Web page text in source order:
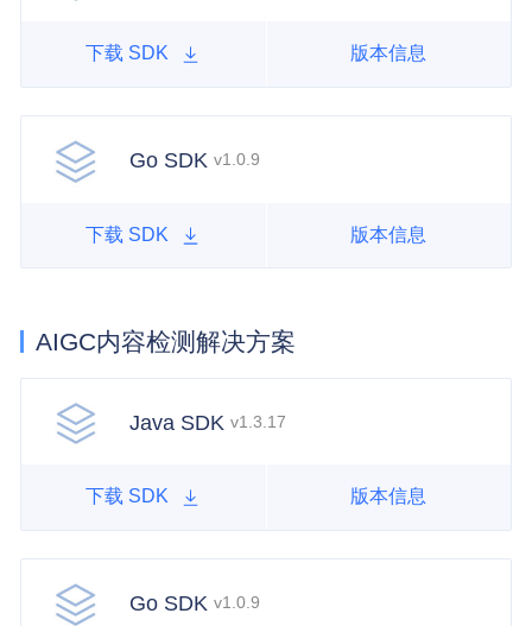
下载 SDK 版本信息
Go SDK v1.0.9
下载 SDK 版本信息
AIGC内容检测解决方案
Java SDK v1.3.17
下载 SDK 版本信息
Go SDK v1.0.9